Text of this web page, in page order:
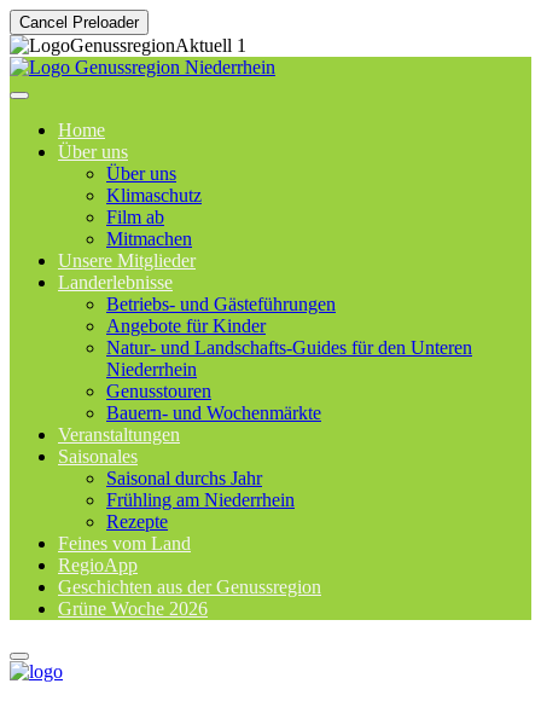
Cancel Preloader
Home
Über uns
Über uns
Klimaschutz
Film ab
Mitmachen
Unsere Mitglieder
Landerlebnisse
Betriebs- und Gästeführungen
Angebote für Kinder
Natur- und Landschafts-Guides für den Unteren
Niederrhein
Genusstouren
Bauern- und Wochenmärkte
Veranstaltungen
Saisonales
Saisonal durchs Jahr
Frühling am Niederrhein
Rezepte
Feines vom Land
RegioApp
Geschichten aus der Genussregion
Grüne Woche 2026